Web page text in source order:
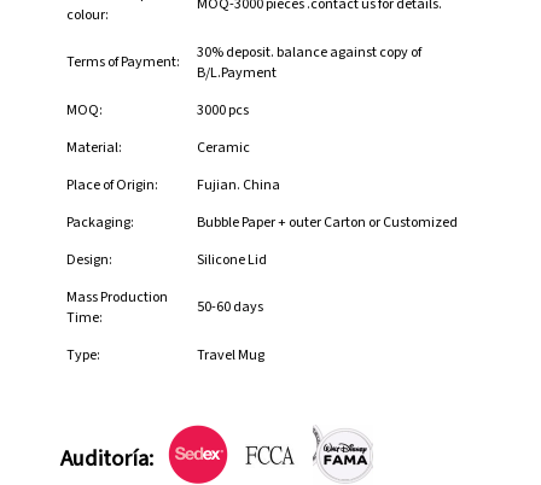
colour:
MOQ-3000 pieces .contact us for details.
Terms of Payment:
30% deposit. balance against copy of
B/L.Payment
MOQ:
3000 pcs
Material:
Ceramic
Place of Origin:
Fujian. China
Packaging:
Bubble Paper + outer Carton or Customized
Design:
Silicone Lid
Mass Production
Time:
50-60 days
Type: Travel Mug
Auditoría: